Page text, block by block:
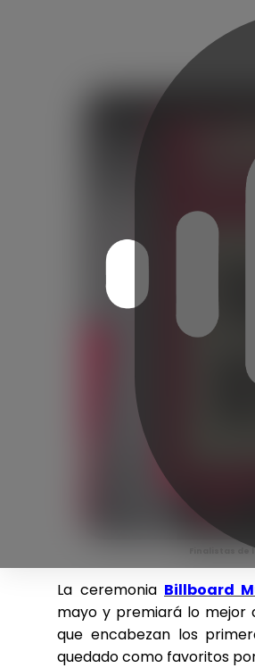
Finalistas
La ceremonia Billboard
mayo y premiará lo mejor
que encabezan los
quedado como favoritos